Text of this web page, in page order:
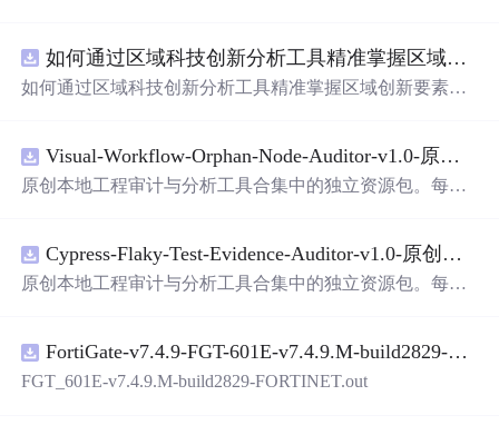
带有直观的图形用户界面（GUI），非常容易使用。你只
需要将手写数字输入系统，它将立即给出准确的识别结
是一个非常方便和实用的工具，你一定会喜欢它的！
如何通过区域科技创新分析工具精准掌握区域创新要素分布与产业链融合现状？.docx
如何通过区域科技创新分析工具精准掌握区域创新要素分
Visual-Workflow-Orphan-Node-Auditor-v1.0-原创源码与文档.zip
原创本地工程审计与分析工具合集中的独立资源包。每个
README、运行说明、功能清单、MIT License及原创与授
权声明。解压后进入project目录，执行npm test验证算法，
目源码、Logo、官方截图、论文、生产日志或其他受限素
材。适合前端开发、AI应用工程、测试审计和课程实践。
Cypress-Flaky-Test-Evidence-Auditor-v1.0-原创源码与文档.zip
原创本地工程审计与分析工具合集中的独立资源包。每个
README、运行说明、功能清单、MIT License及原创与授
权声明。解压后进入project目录，执行npm test验证算法，
FortiGate-v7.4.9-FGT-601E-v7.4.9.M-build2829-FORTINET.out
FGT_601E-v7.4.9.M-build2829-FORTINET.out